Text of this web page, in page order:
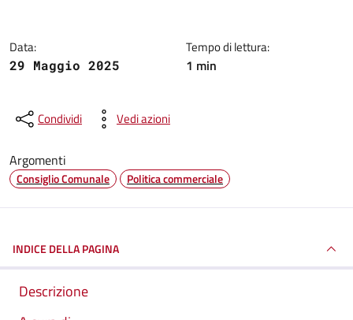
Data:
29 Maggio 2025
Tempo di lettura:
1 min
Condividi Vedi azioni
Argomenti
Consiglio Comunale Politica commerciale
INDICE DELLA PAGINA
Descrizione